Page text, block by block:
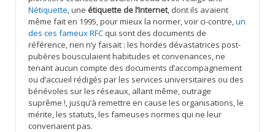
Nétiquette, une étiquette de l’Internet, dont ils avaient
même fait en 1995, pour mieux la normer, voir ci-contre,un
des ces fameux RFC qui sont des documents de
référence, rien n’y faisait : les hordes dévastatrices post-
pubères bousculaient habitudes et convenances, ne
tenant aucun compte des documents d’accompagnement
ou d’accueil rédigés par les services universitaires ou des
bénévoles sur les réseaux, allant même, outrage
suprême !, jusqu’à remettre en cause les organisations, le
mérite, les statuts, les fameuses normes qui ne leur
convenaient pas.